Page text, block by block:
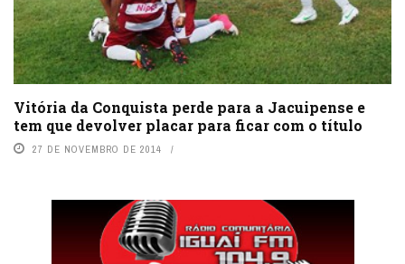
Vitória da Conquista perde para a Jacuipense e
tem que devolver placar para ficar com o título
27 DE NOVEMBRO DE 2014